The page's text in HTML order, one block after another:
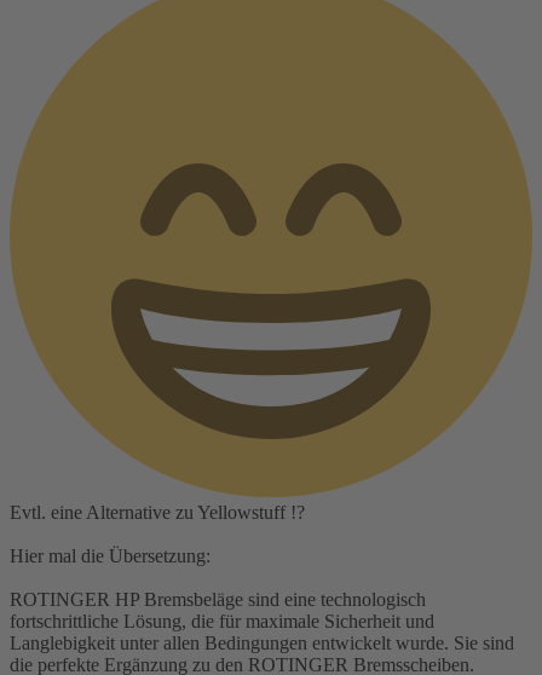
Evtl. eine Alternative zu Yellowstuff !?
Hier mal die Übersetzung:
ROTINGER HP Bremsbeläge sind eine technologisch
fortschrittliche Lösung, die für maximale Sicherheit und
Langlebigkeit unter allen Bedingungen entwickelt wurde. Sie sind
die perfekte Ergänzung zu den ROTINGER Bremsscheiben.